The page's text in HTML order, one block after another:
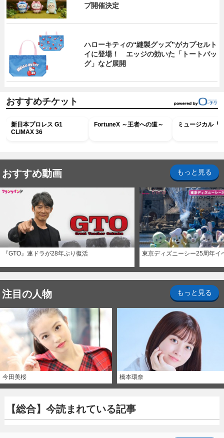
プ開催決定
ハローキティの“縫製グッズ”がカプセルト
イに登場！ エッジの効いた「トートバッ
グ」など展開
おすすめチケット
新日本プロレス G1
CLIMAX 36
FortuneX ～王者への道～ ミュージカル『
おすすめ動画 もっと見る
『GTO』連ドラが28年ぶり復活 東京ディズニーシー25周年イ
注目の人物 もっと見る
今田美桜 橋本環奈
【総合】今読まれている記事